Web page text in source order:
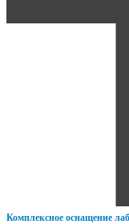
Комплексное оснащение